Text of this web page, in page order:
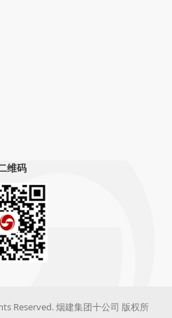
维码
Reserved. 烟建集团十公司 版权所